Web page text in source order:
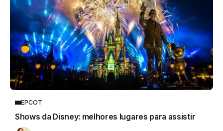
EPCOT
Shows da Disney: melhores lugares para assistir